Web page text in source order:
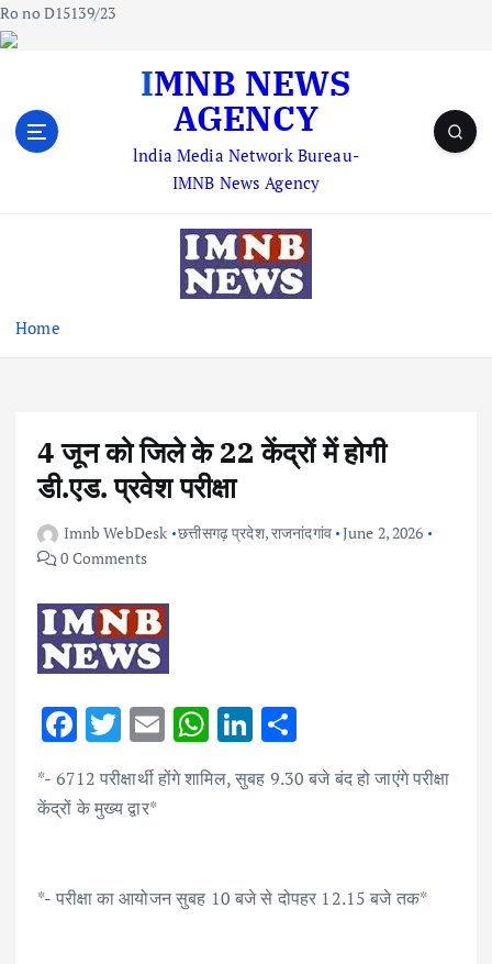
Ro no D15139/23
IMNB NEWS
AGENCY
lndia Media Network Bureau-
IMNB News Agency
Home
4 जून को जिले के 22 केंद्रों में होगी
डी.एड. प्रवेश परीक्षा
Imnb WebDesk छत्तीसगढ़ प्रदेश,राजनांदगांव June 2, 2026
0 Comments
F
e
b
o
T
w
it
te
E
m
ai
W
h
at
p
Li
k
n
ar
*- 6712 परीक्षार्थी होंगे शामिल, सुबह 9.30 बजे बंद हो जाएंगे परीक्षा
केंद्रों के मुख्य द्वार*
*- परीक्षा का आयोजन सुबह 10 बजे से दोपहर 12.15 बजे तक*